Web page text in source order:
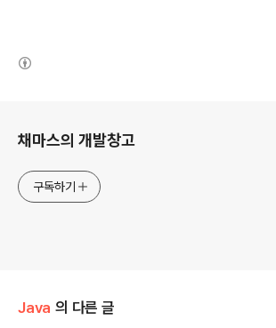
채마스의 개발창고
구독하기
Java 의 다른 글